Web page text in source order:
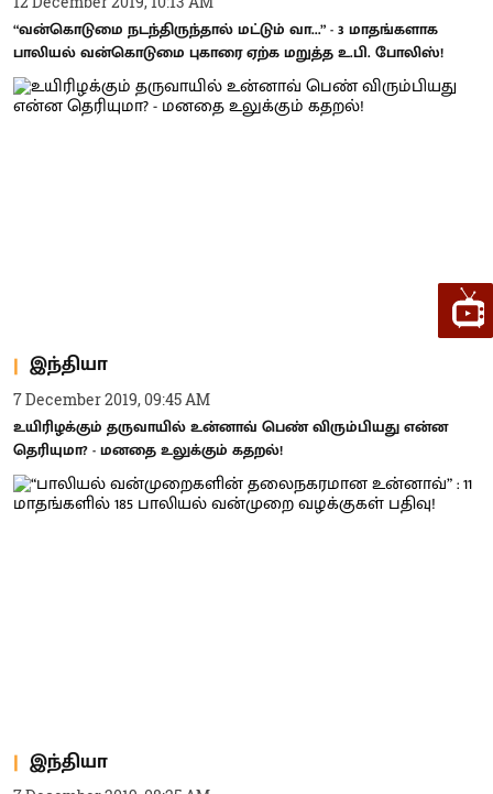
“வன்கொடுமை நடந்திருந்தால் மட்டும் வா...” - 3 மாதங்களாக
பாலியல் வன்கொடுமை புகாரை ஏற்க மறுத்த உ.பி. போலிஸ்!
இந்தியா
7 December 2019, 09:45 AM
உயிரிழக்கும் தருவாயில் உன்னாவ் பெண் விரும்பியது என்ன
தெரியுமா? - மனதை உலுக்கும் கதறல்!
இந்தியா